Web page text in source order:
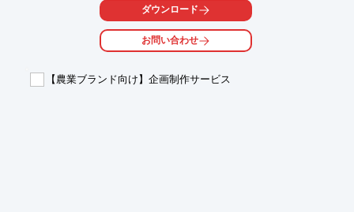
紙のダイレクトメールを送付し、効果的な集客を実現するソリュ
ーションです。
他社事例では、345通のDM送付で10件のパルスを検知し、2件の
来場申し込みを獲得しました。
たなリード獲得チャネルを開拓したいIT企業にとって、最適なソ
リューションです。
ダウンロード
お問い合わせ
【農業ブランド向け】企画制作サービス